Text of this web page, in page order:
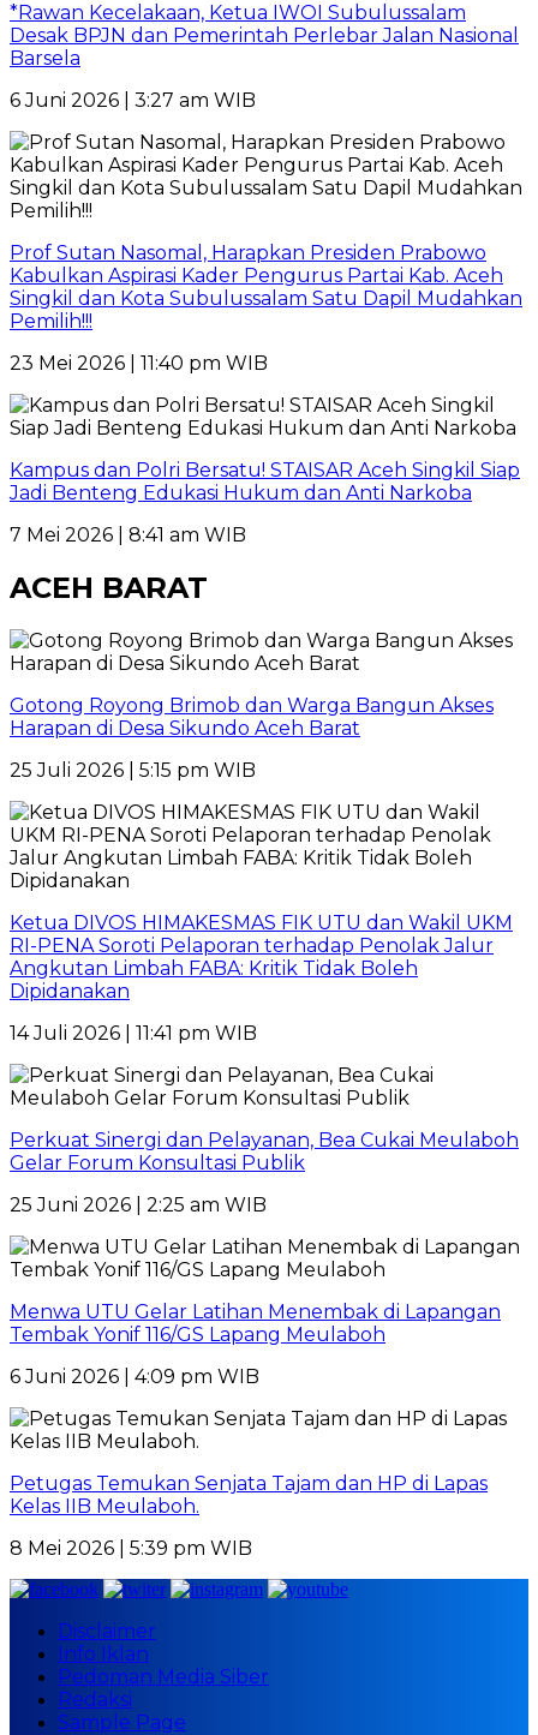
*Rawan Kecelakaan, Ketua IWOI Subulussalam
Desak BPJN dan Pemerintah Perlebar Jalan Nasional
Barsela
6 Juni 2026 | 3:27 am WIB
Prof Sutan Nasomal, Harapkan Presiden Prabowo
Kabulkan Aspirasi Kader Pengurus Partai Kab. Aceh
Singkil dan Kota Subulussalam Satu Dapil Mudahkan
Pemilih!!!
23 Mei 2026 | 11:40 pm WIB
Kampus dan Polri Bersatu! STAISAR Aceh Singkil Siap
Jadi Benteng Edukasi Hukum dan Anti Narkoba
7 Mei 2026 | 8:41 am WIB
ACEH BARAT
Gotong Royong Brimob dan Warga Bangun Akses
Harapan di Desa Sikundo Aceh Barat
25 Juli 2026 | 5:15 pm WIB
Ketua DIVOS HIMAKESMAS FIK UTU dan Wakil UKM
RI-PENA Soroti Pelaporan terhadap Penolak Jalur
Angkutan Limbah FABA: Kritik Tidak Boleh
Dipidanakan
14 Juli 2026 | 11:41 pm WIB
Perkuat Sinergi dan Pelayanan, Bea Cukai Meulaboh
Gelar Forum Konsultasi Publik
25 Juni 2026 | 2:25 am WIB
Menwa UTU Gelar Latihan Menembak di Lapangan
Tembak Yonif 116/GS Lapang Meulaboh
6 Juni 2026 | 4:09 pm WIB
Petugas Temukan Senjata Tajam dan HP di Lapas
Kelas IIB Meulaboh.
8 Mei 2026 | 5:39 pm WIB
Disclaimer
Info Iklan
Pedoman Media Siber
Redaksi
Sample Page